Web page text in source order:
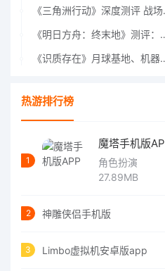
《三角
《明日方舟：终末
《识质存在》月球基
热游排行榜
1
魔塔手机版
角色扮演
27.89MB
2 神雕侠侣手机版
3 Limbo虚拟机安卓版app